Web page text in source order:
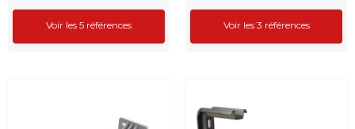
Voir les 5 références Voir les 3 références